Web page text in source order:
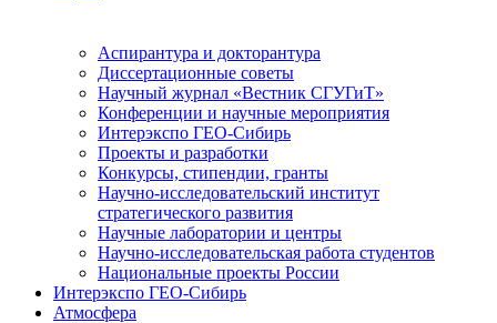
Аспирантура и докторантура
Диссертационные советы
Научный журнал «Вестник СГУГиТ»
Конференции и научные мероприятия
Интерэкспо ГЕО-Сибирь
Проекты и разработки
Конкурсы, стипендии, гранты
Научно-исследовательский институт
стратегического развития
Научные лаборатории и центры
Научно-исследовательская работа студентов
Национальные проекты России
Интерэкспо ГЕО-Сибирь
Атмосфера